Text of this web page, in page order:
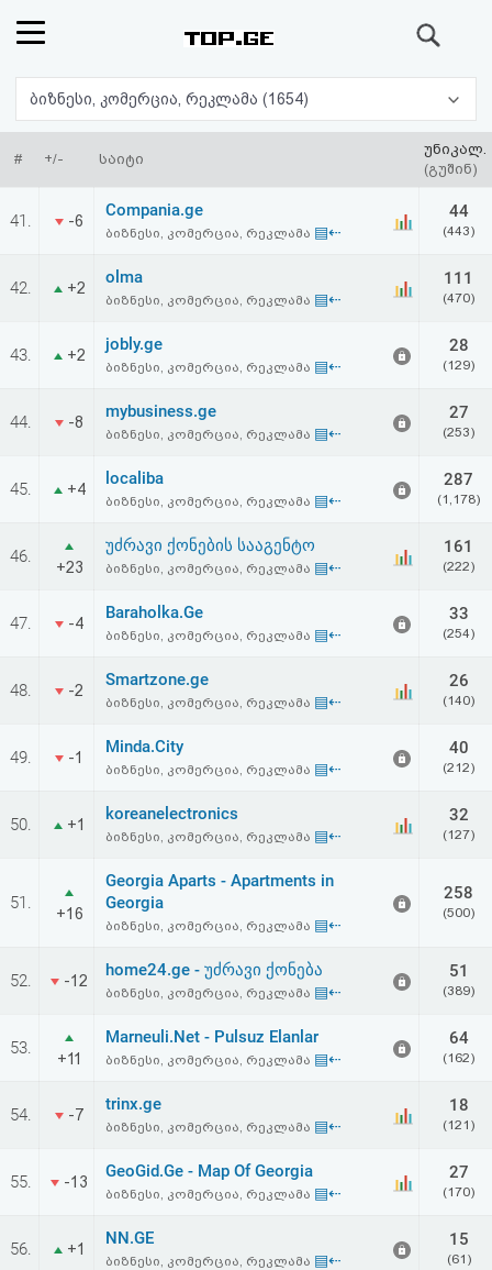
რეიტინგი
(მთავარი)
ფოსტა
პასუხი
ავტორიზაცია
რეგისტრაცია
პაროლის
აღდგენა
HTML
შეთანხმება
უარყოფა
ბიზნესი, კომერცია, რეკლამა (1654)
# +/- საიტი
უნიკალ.
(გუშინ)
41. -6
Compania.ge
ბიზნესი, კომერცია, რეკლამა ▤⇠
44
(443)
42. +2
olma
ბიზნესი, კომერცია, რეკლამა ▤⇠
111
(470)
43. +2
jobly.ge
ბიზნესი, კომერცია, რეკლამა ▤⇠
28
(129)
44. -8
mybusiness.ge
ბიზნესი, კომერცია, რეკლამა ▤⇠
27
(253)
45. +4
localiba
ბიზნესი, კომერცია, რეკლამა ▤⇠
287
(1,178)
46.
+23
უძრავი ქონების სააგენტო
ბიზნესი, კომერცია, რეკლამა ▤⇠
161
(222)
47. -4
Baraholka.Ge
ბიზნესი, კომერცია, რეკლამა ▤⇠
33
(254)
48. -2
Smartzone.ge
ბიზნესი, კომერცია, რეკლამა ▤⇠
26
(140)
49. -1
Minda.City
ბიზნესი, კომერცია, რეკლამა ▤⇠
40
(212)
50. +1
koreanelectronics
ბიზნესი, კომერცია, რეკლამა ▤⇠
32
(127)
51.
+16
Georgia Aparts - Apartments in
Georgia
ბიზნესი, კომერცია, რეკლამა ▤⇠
258
(500)
52. -12
home24.ge - უძრავი ქონება
ბიზნესი, კომერცია, რეკლამა ▤⇠
51
(389)
53.
+11
Marneuli.Net - Pulsuz Elanlar
ბიზნესი, კომერცია, რეკლამა ▤⇠
64
(162)
54. -7
trinx.ge
ბიზნესი, კომერცია, რეკლამა ▤⇠
18
(121)
55. -13
GeoGid.Ge - Map Of Georgia
ბიზნესი, კომერცია, რეკლამა ▤⇠
27
(170)
56. +1
NN.GE
ბიზნესი, კომერცია, რეკლამა ▤⇠
15
(61)